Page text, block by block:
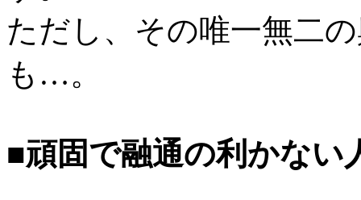
ただし、その唯一無二
も…。
■頑固で融通の利かない